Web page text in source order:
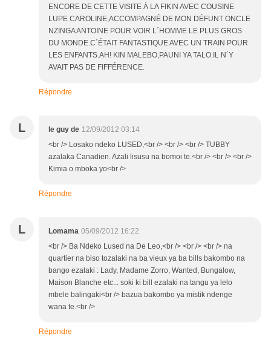
ENCORE DE CETTE VISITE À LA FIKIN AVEC COUSINE
LUPE CAROLINE,ACCOMPAGNÉ DE MON DÉFUNT ONCLE
NZINGA ANTOINE POUR VOIR L´HOMME LE PLUS GROS
DU MONDE.C´ÉTAIT FANTASTIQUE AVEC UN TRAIN POUR
LES ENFANTS.AH! KIN MALEBO,PAUNI YA TALO.IL N´Y
AVAIT PAS DE FIFFÉRENCE.
Répondre
L le guy de 12/09/2012 03:14
<br /> Losako ndeko LUSED,<br /> <br /> <br /> TUBBY
azalaka Canadien. Azali lisusu na bomoi te.<br /> <br /> <br />
Kimia o mboka yo<br />
Répondre
L Lomama 05/09/2012 16:22
<br /> Ba Ndeko Lused na De Leo,<br /> <br /> <br /> na
quartier na biso tozalaki na ba vieux ya ba bills bakombo na
bango ezalaki : Lady, Madame Zorro, Wanted, Bungalow,
Maison Blanche etc... soki ki bill ezalaki na tangu ya lelo
mbele balingaki<br /> bazua bakombo ya mistik ndenge
wana te.<br />
Répondre